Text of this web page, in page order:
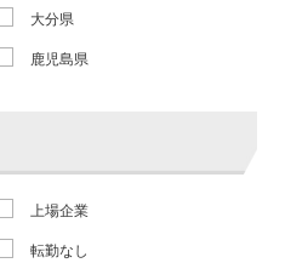
大分県
鹿児島県
上場企業
転勤なし